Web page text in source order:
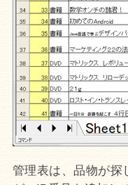
管理表は、品物が探